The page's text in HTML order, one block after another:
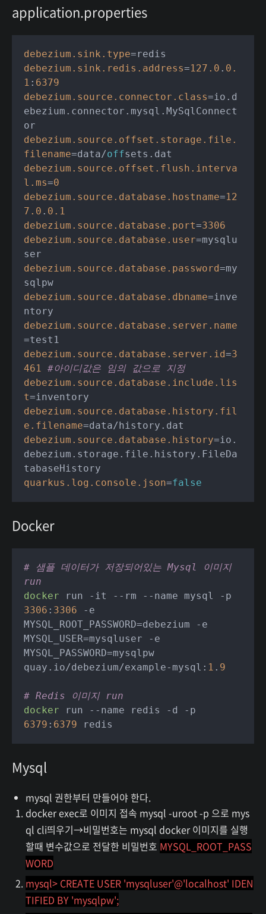
application.properties
debezium.sink.type
debezium.sink.redis.address=127.0 . 0.
1 : 6379
debezium.source.connector.class=io.d
ebezium.connector.mysql.MySqlConnect
debezium.source.offset.storage.file.
filename=data/off
debezium.source.offset.flush.interva
l.ms=0
debezium.source.database.hostname=12
7.0 . 0.1
debezium.source.database.port=3306
debezium.source.database.user=mysqlu
debezium.source.database.password=my
debezium.source.database.dbname=inve
debezium.source.database.server.name
debezium.source.database.server.id=3
461 #아이디값은 임의 값으로 지정
debezium.source.database.include.lis
t
debezium.source.database.history.fil
e.filename
debezium.source.database.history=io.
debezium.storage.file.history.FileDa
quarkus.log.console.json=false
Docker
# 샘플 데이터가 저장되어있는 Mysql 이미지
run
docker
3306 : 3306 -e
MYSQL_ROOT_PASSWORD=debezium -e
MYSQL_USER=mysqluser -e
MYSQL_PASSWORD=mysqlpw
quay.io/debezium/example-mysql: 1 . 9
# Redis 이미지 run
docker
6379 : 6379
Mysql
mysql 권한부터 만들어야 한다.
docker exec로 이미지 접속 mysql -uroot -p 으로 mys
ql cli띄우기→비밀번호는 mysql docker 이미지를 실행
할때 변수값으로 전달한 비밀번호 MYSQL_ROOT_PASS
WORD
mysql> CREATE USER 'mysqluser'@'localhost' IDEN
TIFIED BY 'mysqlpw';